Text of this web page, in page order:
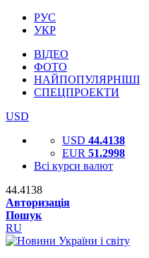
РУС
УКР
ВІДЕО
ФОТО
НАЙПОПУЛЯРНІШІ
СПЕЦПРОЕКТИ
USD
USD 44.4138
EUR 51.2998
Всі курси валют
44.4138
Авторизація
Пошук
RU